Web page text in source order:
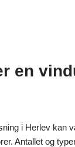
en
i Herlev kan
Antallet og